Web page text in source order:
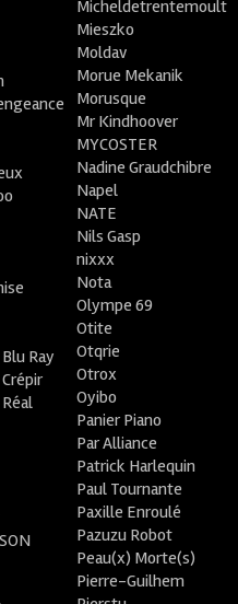
Ray
Micheldetrentemoult
Mieszko
Moldav
Morue Mekanik
Morusque
Mr Kindhoover
MYCOSTER
Nadine Graudchibre
Napel
NATE
Nils Gasp
nixxx
Nota
Olympe 69
Otite
Otqrie
Otrox
Oyibo
Panier Piano
Par Alliance
Patrick Harlequin
Paul Tournante
Paxille Enroulé
Pazuzu Robot
Peau(x) Morte(s)
Pierre-Guilhem